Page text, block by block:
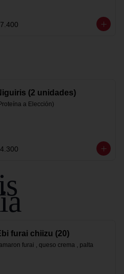
(2 unidades)
a Elección)
furai chiizu (20)
furai , queso crema , palta